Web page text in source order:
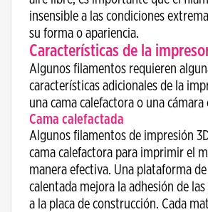
insensible a las condiciones
su forma o apariencia.
Características de la
Algunos filamentos requieren
características adicionales de la
una cama calefactora o una cámara
Cama calefactada
Algunos filamentos de impresión
cama calefactora para imprimir el
manera efectiva. Una plataforma
calentada mejora la adhesión de
a la placa de construcción. Cada